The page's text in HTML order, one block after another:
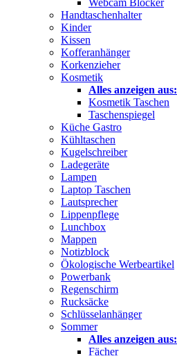
Webcam Blocker
Handtaschenhalter
Kinder
Kissen
Kofferanhänger
Korkenzieher
Kosmetik
Alles anzeigen aus:
Kosmetik Taschen
Taschenspiegel
Küche Gastro
Kühltaschen
Kugelschreiber
Ladegeräte
Lampen
Laptop Taschen
Lautsprecher
Lippenpflege
Lunchbox
Mappen
Notizblock
Ökologische Werbeartikel
Powerbank
Regenschirm
Rucksäcke
Schlüsselanhänger
Sommer
Alles anzeigen aus:
Fächer